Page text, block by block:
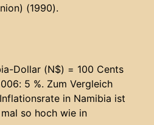
(1990).
Dollar (N$) = 100 Cents
5 %. Zum Vergleich
in Namibia ist
so hoch wie in